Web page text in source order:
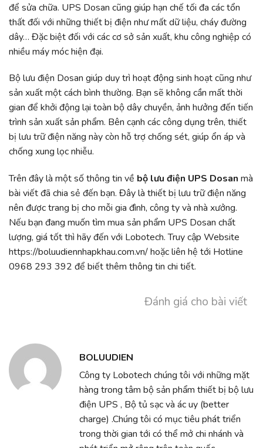
để sửa chữa. UPS Dosan cũng giúp hạn chế tối đa các tổn
thất đối với những thiết bị điện như mất dữ liệu, cháy đường
dây… Đặc biệt đối với các cơ sở sản xuất, khu công nghiệp có
nhiều máy móc hiện đại.
Bộ lưu điện Dosan giúp duy trì hoạt động sinh hoạt cũng như
sản xuất một cách bình thường. Bạn sẽ không cần mất thời
gian để khởi động lại toàn bộ dây chuyền, ảnh hưởng đến tiến
trình sản xuất sản phẩm. Bên cạnh các công dụng trên, thiết
bị lưu trữ điện năng này còn hỗ trợ chống sét, giúp ổn áp và
chống xung lọc nhiễu.
Trên đây là một số thông tin về bộ lưu điện UPS Dosan mà
bài viết đã chia sẻ đến bạn. Đây là thiết bị lưu trữ điện năng
nên được trang bị cho mỗi gia đình, công ty và nhà xưởng.
Nếu bạn đang muốn tìm mua sản phẩm UPS Dosan chất
lượng, giá tốt thì hãy đến với Lobotech. Truy cập Website
https://boluudiennhapkhau.com.vn/hoặc liên hệ tới Hotline
0968 293 392 để biết thêm thông tin chi tiết.
Đánh giá cho bài viết
BOLUUDIEN
Công ty Lobotech chúng tôi với những mặt
hàng trong tâm bộ sản phẩm thiết bị bộ lưu
điện UPS , Bộ tủ sạc và ác uy (better
charge) .Chúng tôi có mục tiêu phát triển
trong thời gian tới có thể mở chi nhánh và